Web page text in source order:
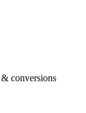
conversions